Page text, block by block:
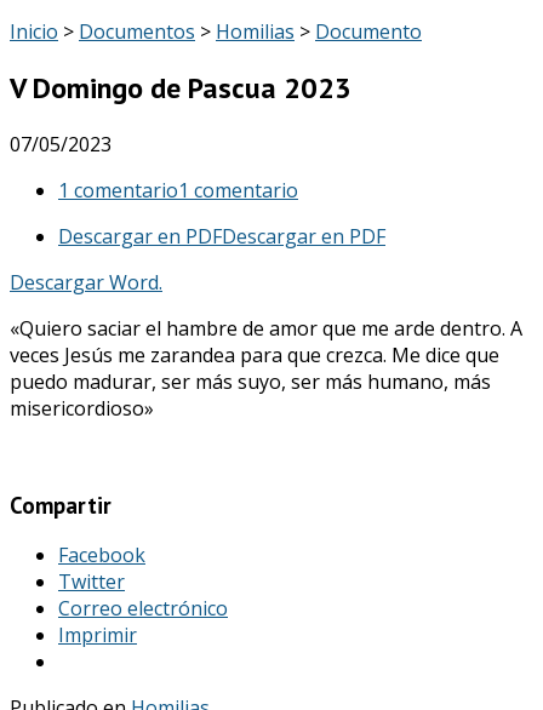
Inicio > Documentos > Homilias > Documento
V Domingo de Pascua 2023
07/05/2023
1 comentario1 comentario
Descargar en PDFDescargar en PDF
Descargar Word.
«Quiero saciar el hambre de amor que me arde dentro. A
veces Jesús me zarandea para que crezca. Me dice que
puedo madurar, ser más suyo, ser más humano, más
misericordioso»
Compartir
Facebook
Twitter
Correo electrónico
Imprimir